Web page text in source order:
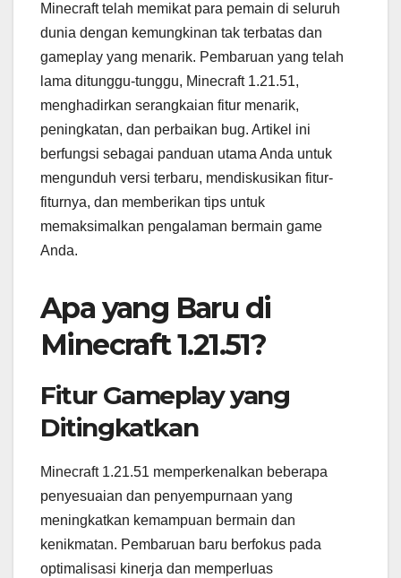
Minecraft telah memikat para pemain di seluruh
dunia dengan kemungkinan tak terbatas dan
gameplay yang menarik. Pembaruan yang telah
lama ditunggu-tunggu, Minecraft 1.21.51,
menghadirkan serangkaian fitur menarik,
peningkatan, dan perbaikan bug. Artikel ini
berfungsi sebagai panduan utama Anda untuk
mengunduh versi terbaru, mendiskusikan fitur-
fiturnya, dan memberikan tips untuk
memaksimalkan pengalaman bermain game
Anda.
Apa yang Baru di
Minecraft 1.21.51?
Fitur Gameplay yang
Ditingkatkan
Minecraft 1.21.51 memperkenalkan beberapa
penyesuaian dan penyempurnaan yang
meningkatkan kemampuan bermain dan
kenikmatan. Pembaruan baru berfokus pada
optimalisasi kinerja dan memperluas